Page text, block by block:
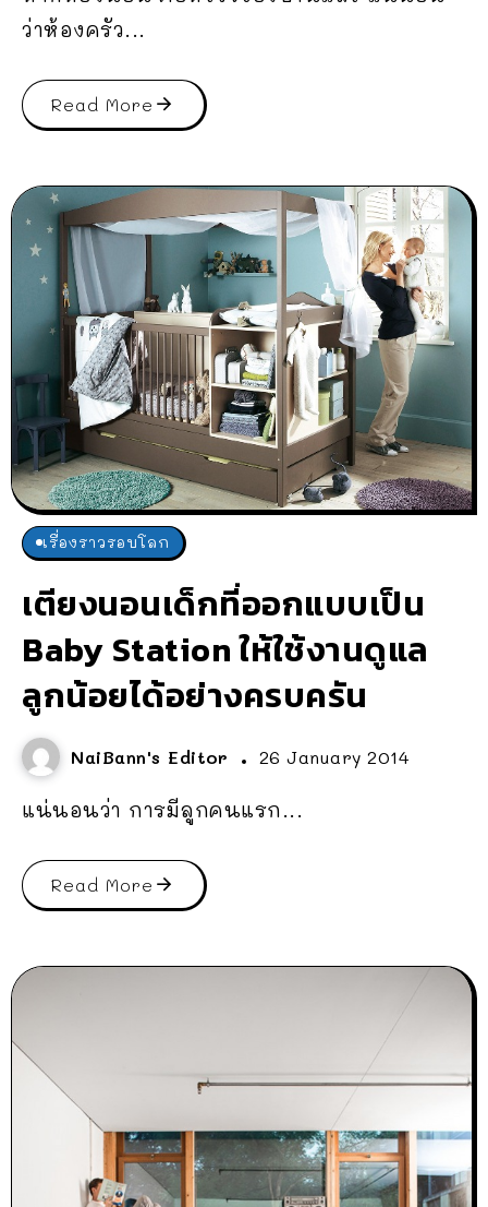
ว่าห้องครัว...
Read More
เรื่องราวรอบโลก
เตียงนอนเด็กที่ออกแบบเป็น
Baby Station ให้ใช้งานดูแล
ลูกน้อยได้อย่างครบครัน
NaiBann's Editor 26 January 2014
แน่นอนว่า การมีลูกคนแรก...
Read More